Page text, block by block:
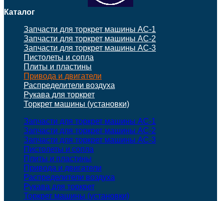
Каталог
Запчасти для торкрет машины АС-1
Запчасти для торкрет машины АС-2
Запчасти для торкрет машины АС-3
Пистолеты и сопла
Плиты и пластины
Привода и двигатели
Распределители воздуха
Рукава для торкрет
Торкрет машины (установки)
Запчасти для торкрет машины АС-1
Запчасти для торкрет машины АС-2
Запчасти для торкрет машины АС-3
Пистолеты и сопла
Плиты и пластины
Привода и двигатели
Распределители воздуха
Рукава для торкрет
Торкрет машины (установки)